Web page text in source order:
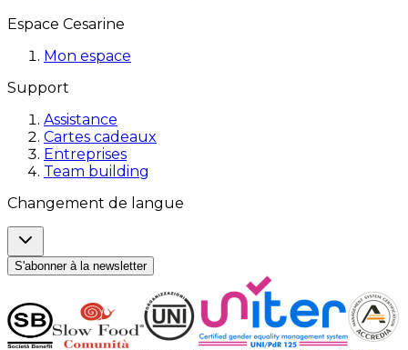
Espace Cesarine
Mon espace
Support
Assistance
Cartes cadeaux
Entreprises
Team building
Changement de langue
S'abonner à la newsletter